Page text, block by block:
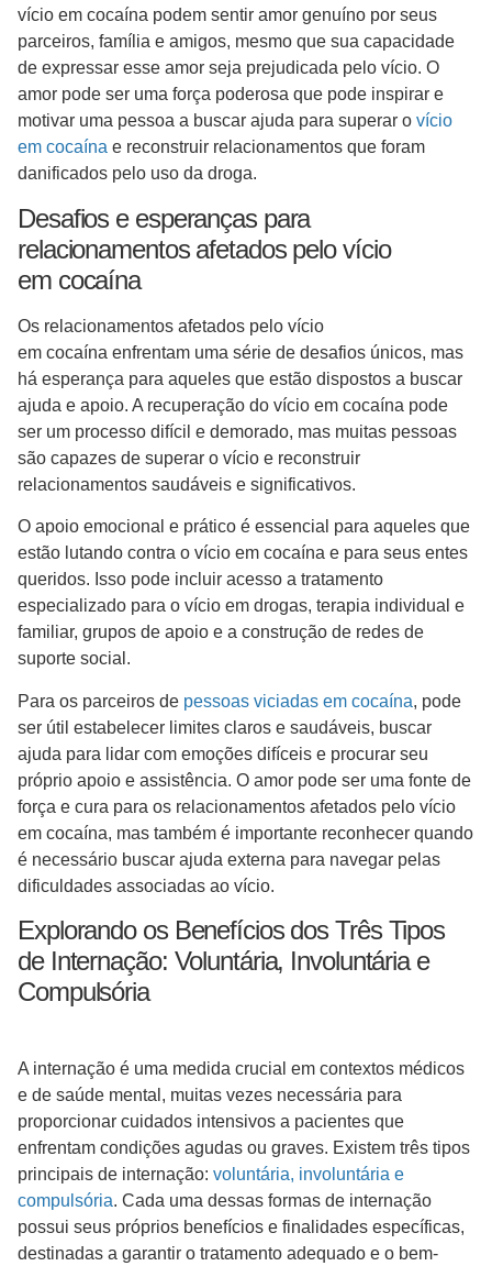
vício em cocaína podem sentir amor genuíno por seus
parceiros, família e amigos, mesmo que sua capacidade
de expressar esse amor seja prejudicada pelo vício. O
amor pode ser uma força poderosa que pode inspirar e
motivar uma pessoa a buscar ajuda para superar o vício
em cocaína e reconstruir relacionamentos que foram
danificados pelo uso da droga.
Desafios e esperanças para
relacionamentos afetados pelo vício
em cocaína
Os relacionamentos afetados pelo vício
em cocaína enfrentam uma série de desafios únicos, mas
há esperança para aqueles que estão dispostos a buscar
ajuda e apoio. A recuperação do vício em cocaína pode
ser um processo difícil e demorado, mas muitas pessoas
são capazes de superar o vício e reconstruir
relacionamentos saudáveis e significativos.
O apoio emocional e prático é essencial para aqueles que
estão lutando contra o vício em cocaína e para seus entes
queridos. Isso pode incluir acesso a tratamento
especializado para o vício em drogas, terapia individual e
familiar, grupos de apoio e a construção de redes de
suporte social.
Para os parceiros de pessoas viciadas em cocaína, pode
ser útil estabelecer limites claros e saudáveis, buscar
ajuda para lidar com emoções difíceis e procurar seu
próprio apoio e assistência. O amor pode ser uma fonte de
força e cura para os relacionamentos afetados pelo vício
em cocaína, mas também é importante reconhecer quando
é necessário buscar ajuda externa para navegar pelas
dificuldades associadas ao vício.
Explorando os Benefícios dos Três Tipos
de Internação: Voluntária, Involuntária e
Compulsória
A internação é uma medida crucial em contextos médicos
e de saúde mental, muitas vezes necessária para
proporcionar cuidados intensivos a pacientes que
enfrentam condições agudas ou graves. Existem três tipos
principais de internação: voluntária, involuntária e
compulsória. Cada uma dessas formas de internação
possui seus próprios benefícios e finalidades específicas,
destinadas a garantir o tratamento adequado e o bem-